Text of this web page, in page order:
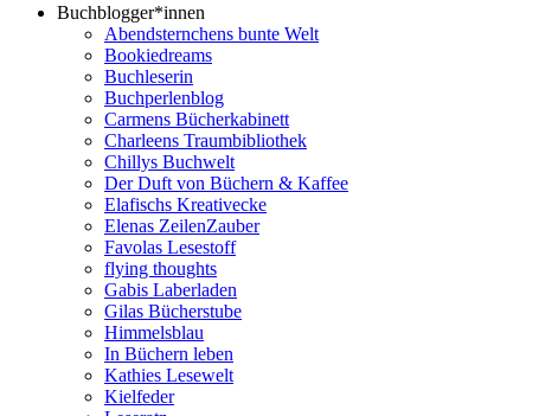
Buchblogger*innen
Abendsternchens bunte Welt
Bookiedreams
Buchleserin
Buchperlenblog
Carmens Bücherkabinett
Charleens Traumbibliothek
Chillys Buchwelt
Der Duft von Büchern & Kaffee
Elafischs Kreativecke
Elenas ZeilenZauber
Favolas Lesestoff
flying thoughts
Gabis Laberladen
Gilas Bücherstube
Himmelsblau
In Büchern leben
Kathies Lesewelt
Kielfeder